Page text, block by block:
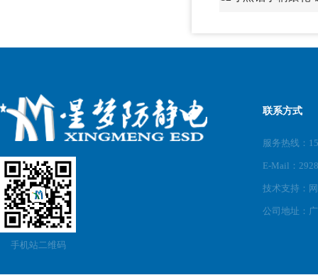
手机站二维码
联系方式
服务热线：
E-Mail：
技术支持：
公司地址：